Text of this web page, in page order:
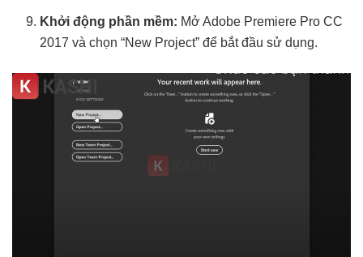
Khởi động phần mềm: Mở Adobe Premiere Pro CC
2017 và chọn “New Project” để bắt đầu sử dụng.